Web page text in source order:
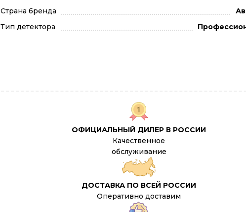
Страна бренда
Тип детектора
ОФИЦИАЛЬНЫЙ ДИЛЕР В РОССИИ
Качественное
обслуживание
ДОСТАВКА ПО ВСЕЙ РОССИИ
Оперативно доставим